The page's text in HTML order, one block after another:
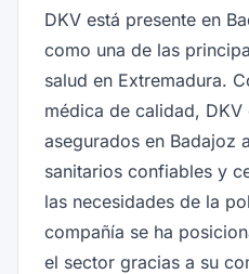
DKV está presente en
como una de las
salud en Extremadura.
médica de calidad, DKV
asegurados en Badajoz
sanitarios confiables y
las necesidades de la
compañía se ha
el sector gracias a su